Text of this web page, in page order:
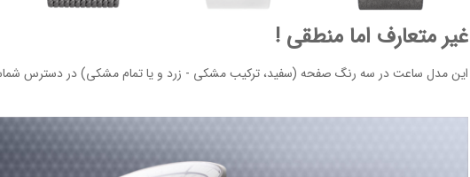
غیر متعارف اما منطقی !
این مدل ساعت در سه رنگ صفحه (سفید، ترکیب مشکی - زرد و یا تمام مشکی) در دسترس